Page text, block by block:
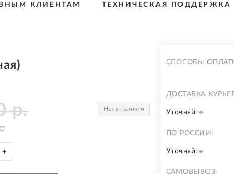
КЛИЕНТАМ ТЕХНИЧЕСКАЯ ПОДДЕРЖКА
р. Нет в наличии
+
СПОСОБЫ
ДОСТАВКА
Уточняйте
ПО РОССИИ:
Уточняйте
САМОВЫВОЗ: